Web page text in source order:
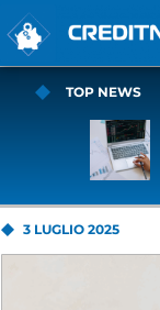
TOP NEWS
3 LUGLIO 2025